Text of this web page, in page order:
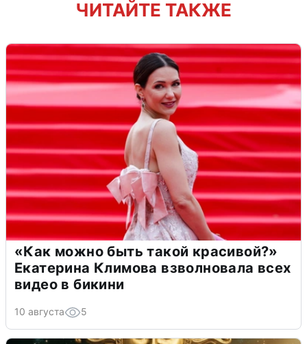
ЧИТАЙТЕ ТАКЖЕ
«Как можно быть такой красивой?»
Екатерина Климова взволновала всех
видео в бикини
10 августа 5